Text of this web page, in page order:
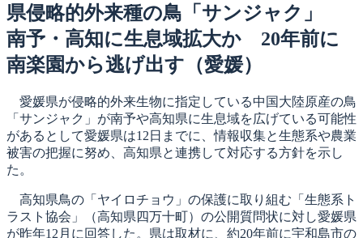
キ
ッ
プ
日:
県侵略的外来種の鳥「サンジャク」
南予・高知に生息域拡大か 20年前に
南楽園から逃げ出す（愛媛）
愛媛県が侵略的外来生物に指定している中国大陸原産の鳥
「サンジャク」が南予や高知県に生息域を広げている可能性
があるとして愛媛県は12日までに、情報収集と生態系や農業
被害の把握に努め、高知県と連携して対応する方針を示し
た。
高知県鳥の「ヤイロチョウ」の保護に取り組む「生態系ト
ラスト協会」（高知県四万十町）の公開質問状に対し愛媛県
が昨年12月に回答した。県は取材に、約20年前に宇和島市の